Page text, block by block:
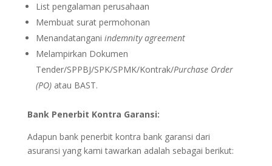
List pengalaman perusahaan
Membuat surat permohonan
Menandatangani indemnity agreement
Melampirkan Dokumen
Tender/SPPBJ/SPK/SPMK/Kontrak/Purchase Order
(PO) atau BAST.
Bank Penerbit Kontra Garansi:
Adapun bank penerbit kontra bank garansi dari
asuransi yang kami tawarkan adalah sebagai berikut: